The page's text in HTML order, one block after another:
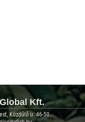
Kft.
Közdűlő u. 46-50.